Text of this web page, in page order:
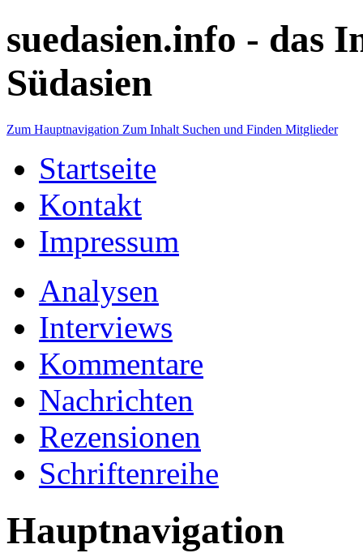
suedasien.info - das
Südasien
Zum Hauptnavigation Zum Inhalt Suchen und Finden Mitglieder
Startseite
Kontakt
Impressum
Analysen
Interviews
Kommentare
Nachrichten
Rezensionen
Schriftenreihe
Hauptnavigation